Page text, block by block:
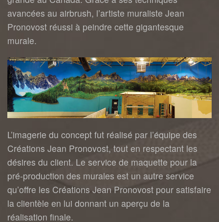
avancées au airbrush, l’artiste muraliste Jean
Pronovost réussi à peindre cette gigantesque
murale.
L’imagerie du concept fut réalisé par l’équipe des
Créations Jean Pronovost, tout en respectant les
désires du client. Le service de maquette pour la
pré-production des murales est un autre service
qu’offre les Créations Jean Pronovost pour satisfaire
la clientèle en lui donnant un aperçu de la
réalisation finale.